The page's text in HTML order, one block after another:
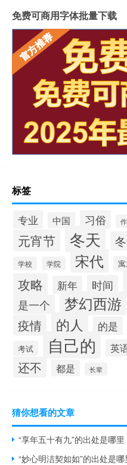
免费可商用字体批量下载
标签
专业 中国 习俗
元宵节 冬天
学校 学院 宋代
攻略 新年 时间
是一个 梦幻西游
疫情 的人 的是
考试
自己的 英
还不 都是 长辈
猜你想看的文章
“享年五十有九”的出处是哪里
“妙心明洁契如如”的出处是哪